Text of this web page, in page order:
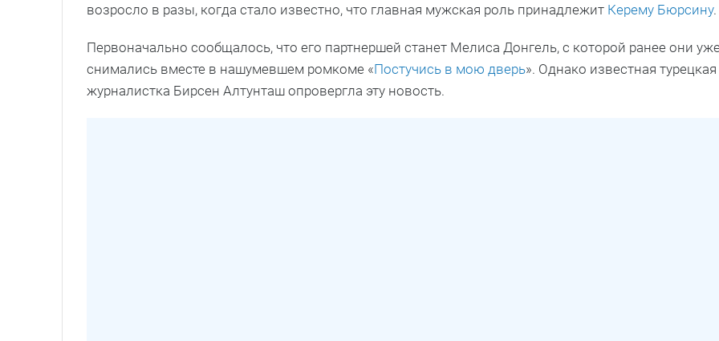
возросло в разы, когда стало известно, что главная мужская роль принадлежит Керему Бюрсину.
Первоначально сообщалось, что его партнершей станет Мелиса Донгель, с которой ранее они
снимались вместе в нашумевшем ромкоме «Постучись в мою дверь». Однако известная турецкая
журналистка Бирсен Алтунташ опровергла эту новость.